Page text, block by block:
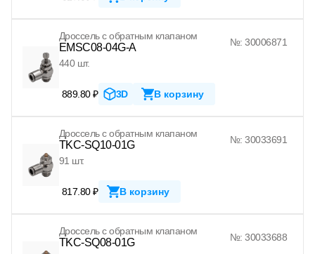
Дроссель с обратным клапаном
EMSC08-04G-A
№: 30006871
440 шт.
889.80 ₽ 3D В корзину
Дроссель с обратным клапаном
TKC-SQ10-01G
№: 30033691
91 шт.
817.80 ₽ В корзину
Дроссель с обратным клапаном
TKC-SQ08-01G
№: 30033688